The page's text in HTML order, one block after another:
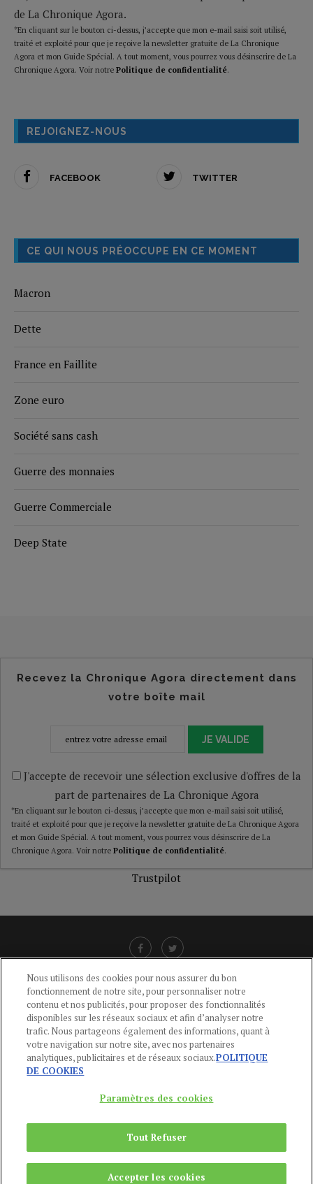
de La Chronique Agora.
*En cliquant sur le bouton ci-dessus, j’accepte que mon e-mail saisi soit utilisé,
traité et exploité pour que je reçoive la newsletter gratuite de La Chronique
Agora et mon Guide Spécial. A tout moment, vous pourrez vous désinscrire de La
Chronique Agora. Voir notre Politique de confidentialité.
REJOIGNEZ-NOUS
FACEBOOK TWITTER
CE QUI NOUS PRÉOCCUPE EN CE MOMENT
Macron
Dette
France en Faillite
Zone euro
Société sans cash
Guerre des monnaies
Guerre Commerciale
Deep State
Recevez la Chronique Agora directement dans
votre boîte mail
JE VALIDE
J'accepte de recevoir une sélection exclusive d'offres de la
part de partenaires de La Chronique Agora
*En cliquant sur le bouton ci-dessus, j’accepte que mon e-mail saisi soit utilisé,
traité et exploité pour que je reçoive la newsletter gratuite de La Chronique Agora
et mon Guide Spécial. A tout moment, vous pourrez vous désinscrire de La
Chronique Agora. Voir notre Politique de confidentialité.
Trustpilot
LIENS UTILES
CGU-POLITIQUE DE CONFIDENTIALITÉ -POLITIQUE DES COOKIES
MENTIONS LÉGALES -AIDE
CONTACT
Du Lundi au Vendredi, 9h-13h et 14h-17h
Copyright © 2024Publications Agora
Nous utilisons des cookies pour nous assurer du bon
fonctionnement de notre site, pour personnaliser notre
contenu et nos publicités, pour proposer des fonctionnalités
disponibles sur les réseaux sociaux et afin d’analyser notre
trafic. Nous partageons également des informations, quant à
votre navigation sur notre site, avec nos partenaires
analytiques, publicitaires et de réseaux sociaux.POLITIQUE
DE COOKIES
Paramètres des cookies
Tout Refuser
Accepter les cookies